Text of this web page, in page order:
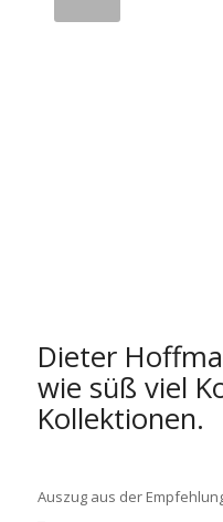
Dieter
wie süß viel
Kollektionen.
Auszug aus der